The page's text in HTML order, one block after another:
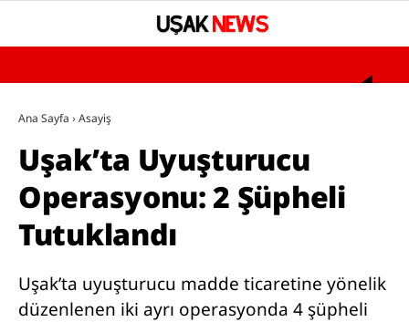
°
GÜNDEM
ASAYİŞ
SAĞLIK
SPOR
Ana Sayfa › Asayiş
Uşak’ta Uyuşturucu
Operasyonu: 2 Şüpheli
Tutuklandı
Uşak’ta uyuşturucu madde ticaretine yönelik
düzenlenen iki ayrı operasyonda 4 şüpheli